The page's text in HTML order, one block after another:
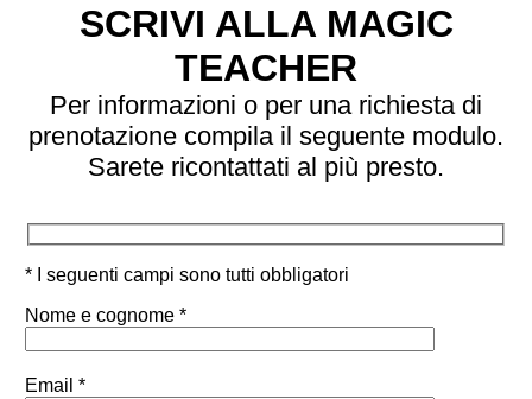
SCRIVI ALLA MAGIC
TEACHER
Per informazioni o per una richiesta di
prenotazione compila il seguente modulo.
Sarete ricontattati al più presto.
* I seguenti campi sono tutti obbligatori
Nome e cognome *
Email *